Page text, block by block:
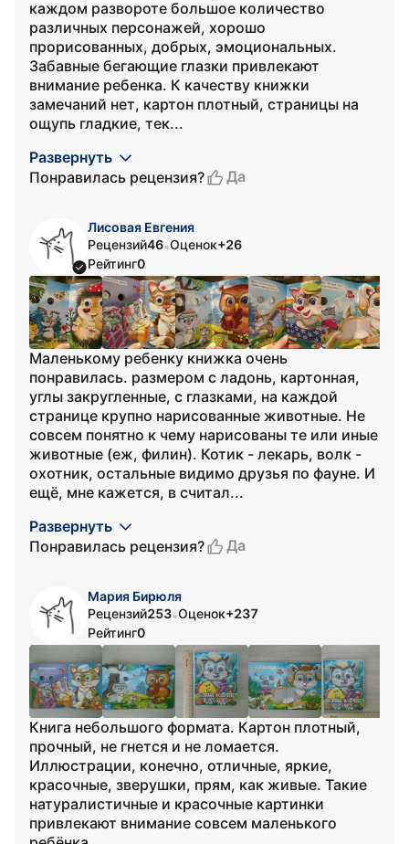
каждом развороте большое количество
различных персонажей, хорошо
прорисованных, добрых, эмоциональных.
Забавные бегающие глазки привлекают
внимание ребенка. К качеству книжки
замечаний нет, картон плотный, страницы на
ощупь гладкие, тек...
Развернуть
Понравилась рецензия?
Да
Лисовая Евгения
Рецензий46•Оценок+26
Рейтинг0
Маленькому ребенку книжка очень
понравилась. размером с ладонь, картонная,
углы закругленные, с глазками, на каждой
странице крупно нарисованные животные. Не
совсем понятно к чему нарисованы те или иные
животные (еж, филин). Котик - лекарь, волк -
охотник, остальные видимо друзья по фауне. И
ещё, мне кажется, в считал...
Развернуть
Понравилась рецензия?
Да
Мария Бирюля
Рецензий253•Оценок+237
Рейтинг0
Книга небольшого формата. Картон плотный,
прочный, не гнется и не ломается.
Иллюстрации, конечно, отличные, яркие,
красочные, зверушки, прям, как живые. Такие
натуралистичные и красочные картинки
привлекают внимание совсем маленького